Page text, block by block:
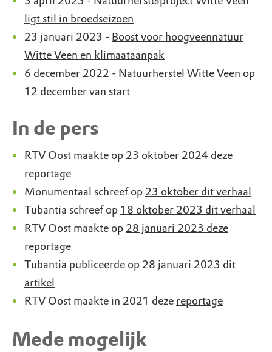
ligt stil in broedseizoen
23 januari 2023 - Boost voor hoogveennatuur
Witte Veen en klimaataanpak
6 december 2022 - Natuurherstel Witte Veen op
12 december van start
In de pers
RTV Oost maakte op 23 oktober 2024 deze
reportage
Monumentaal schreef op 23 oktober dit verhaal
Tubantia schreef op 18 oktober 2023 dit verhaal
RTV Oost maakte op 28 januari 2023 deze
reportage
Tubantia publiceerde op 28 januari 2023 dit
artikel
RTV Oost maakte in 2021 deze reportage
Mede mogelijk